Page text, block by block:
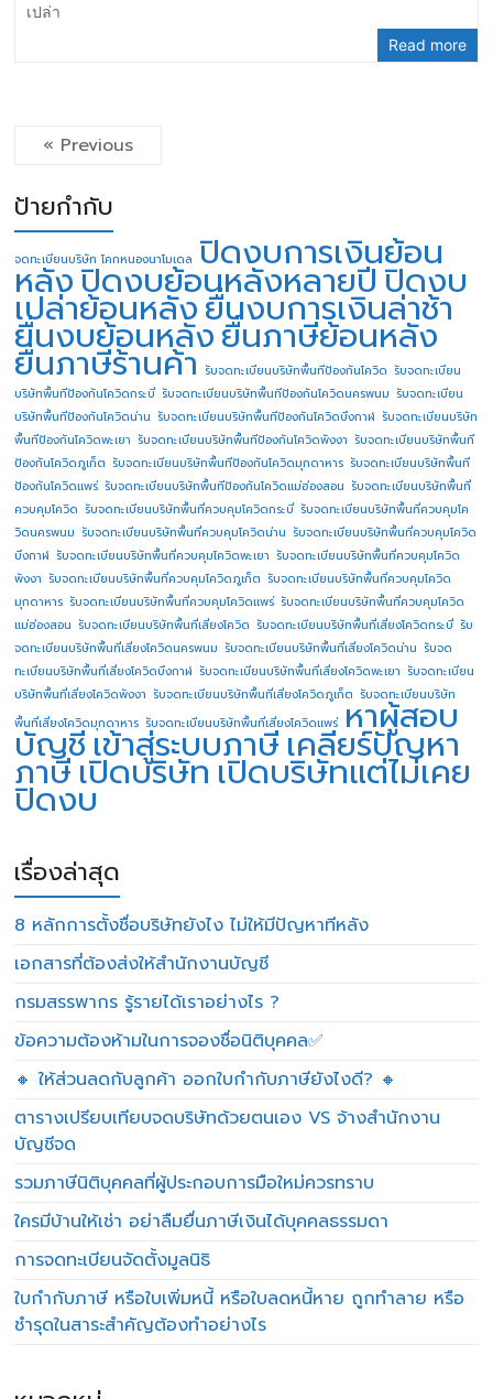
เปล่า
Read more
« Previous
ป้ายกำกับ
จดทะเบียนบริษัท โคกหนองนาโมเดล ปิดงบการเงินย้อน
หลังปิดงบย้อนหลังหลายปี ปิดงบ
เปล่าย้อนหลังยื่นงบการเงินล่าช้า
ยื่นงบย้อนหลังยื่นภาษีย้อนหลัง
ยื่นภาษีร้านค้า รับจดทะเบียนบริษัทพื้นทีป้องกันโควิด รับจดทะเบียน
บริษัทพื้นทีป้องกันโควิดกระบี่ รับจดทะเบียนบริษัทพื้นทีป้องกันโควิดนครพนม รับจดทะเบียน
บริษัทพื้นทีป้องกันโควิดน่าน รับจดทะเบียนบริษัทพื้นทีป้องกันโควิดบึงกาฬ รับจดทะเบียนบริษัท
พื้นทีป้องกันโควิดพะเยา รับจดทะเบียนบริษัทพื้นทีป้องกันโควิดพังงา รับจดทะเบียนบริษัทพื้นที
ป้องกันโควิดภูเก็ต รับจดทะเบียนบริษัทพื้นทีป้องกันโควิดมุกดาหาร รับจดทะเบียนบริษัทพื้นที
ป้องกันโควิดแพร่ รับจดทะเบียนบริษัทพื้นทีป้องกันโควิดแม่ฮ่องสอน รับจดทะเบียนบริษัทพื้นที่
ควบคุมโควิด รับจดทะเบียนบริษัทพื้นที่ควบคุมโควิดกระบี่ รับจดทะเบียนบริษัทพื้นที่ควบคุมโค
วิดนครพนม รับจดทะเบียนบริษัทพื้นที่ควบคุมโควิดน่าน รับจดทะเบียนบริษัทพื้นที่ควบคุมโควิด
บึงกาฬ รับจดทะเบียนบริษัทพื้นที่ควบคุมโควิดพะเยา รับจดทะเบียนบริษัทพื้นที่ควบคุมโควิด
พังงา รับจดทะเบียนบริษัทพื้นที่ควบคุมโควิดภูเก็ต รับจดทะเบียนบริษัทพื้นที่ควบคุมโควิด
มุกดาหาร รับจดทะเบียนบริษัทพื้นที่ควบคุมโควิดแพร่ รับจดทะเบียนบริษัทพื้นที่ควบคุมโควิด
แม่ฮ่องสอน รับจดทะเบียนบริษัทพื้นที่เสี่ยงโควิด รับจดทะเบียนบริษัทพื้นที่เสี่ยงโควิดกระบี่ รับ
จดทะเบียนบริษัทพื้นที่เสี่ยงโควิดนครพนม รับจดทะเบียนบริษัทพื้นที่เสี่ยงโควิดน่าน รับจด
ทะเบียนบริษัทพื้นที่เสี่ยงโควิดบึงกาฬ รับจดทะเบียนบริษัทพื้นที่เสี่ยงโควิดพะเยา รับจดทะเบียน
บริษัทพื้นที่เสี่ยงโควิดพังงา รับจดทะเบียนบริษัทพื้นที่เสี่ยงโควิดภูเก็ต รับจดทะเบียนบริษัท
พื้นที่เสี่ยงโควิดมุกดาหาร รับจดทะเบียนบริษัทพื้นที่เสี่ยงโควิดแพร่ หาผู้สอบ
บัญชี เข้าสู่ระบบภาษี เคลียร์ปัญหา
ภาษีเปิดบริษัทเปิดบริษัทแต่ไม่เคย
ปิดงบ
เรื่องล่าสุด
8 หลักการตั้งชื่อบริษัทยังไง ไม่ให้มีปัญหาทีหลัง
เอกสารที่ต้องส่งให้สำนักงานบัญชี
กรมสรรพากร รู้รายได้เราอย่างไร ?
ข้อความต้องห้ามในการจองชื่อนิติบุคคล✅
🔸 ให้ส่วนลดกับลูกค้า ออกใบกำกับภาษียังไงดี? 🔸
ตารางเปรียบเทียบจดบริษัทด้วยตนเอง VS จ้างสำนักงาน
บัญชีจด
รวมภาษีนิติบุคคลที่ผู้ประกอบการมือใหม่ควรทราบ
ใครมีบ้านให้เช่า อย่าลืมยื่นภาษีเงินได้บุคคลธรรมดา
การจดทะเบียนจัดตั้งมูลนิธิ
ใบกำกับภาษี หรือใบเพิ่มหนี้ หรือใบลดหนี้หาย ถูกทำลาย หรือ
ชำรุดในสาระสำคัญต้องทำอย่างไร